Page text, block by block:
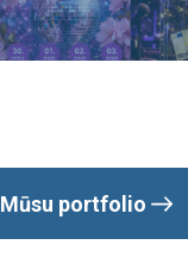
Mūsu portfolio